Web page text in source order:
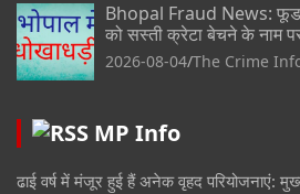
Bhopal Fraud News: फूड
को सस्ती क्रेटा बेचने के नाम पर
2026-08-04 The Crime
MP Info
ढाई वर्ष में मंजूर हुई हैं अनेक वृहद परियोजनाएं: